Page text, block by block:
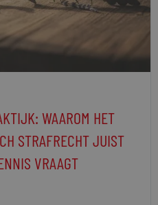
WAAROM HET
STRAFRECHT JUIST
VRAAGT